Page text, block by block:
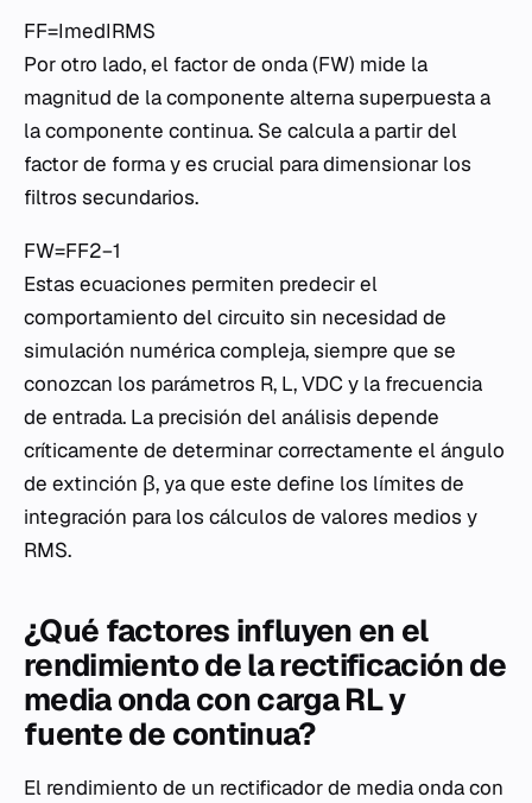
FF=Imed​IRMS​​
Por otro lado, el factor de onda (FW) mide la
magnitud de la componente alterna superpuesta a
la componente continua. Se calcula a partir del
factor de forma y es crucial para dimensionar los
filtros secundarios.
FW=FF2−1​
Estas ecuaciones permiten predecir el
comportamiento del circuito sin necesidad de
simulación numérica compleja, siempre que se
conozcan los parámetros R, L, VDC​ y la frecuencia
de entrada. La precisión del análisis depende
críticamente de determinar correctamente el ángulo
de extinción β, ya que este define los límites de
integración para los cálculos de valores medios y
RMS.
¿Qué factores influyen en el
rendimiento de la rectificación de
media onda con carga RL y
fuente de continua?
El rendimiento de un rectificador de media onda con